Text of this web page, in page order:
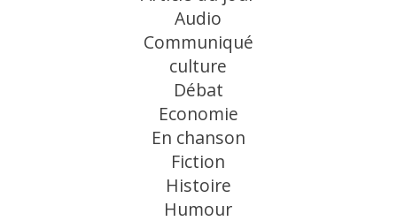
Audio
Communiqué
culture
Débat
Economie
En chanson
Fiction
Histoire
Humour